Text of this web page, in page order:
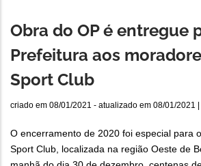
Obra do OP é entregue
Prefeitura aos
Sport Club
criado em 08/01/2021 - atualizado em 08/01/2021 |
O encerramento de 2020 foi especial para
Sport Club, localizada na região Oeste de